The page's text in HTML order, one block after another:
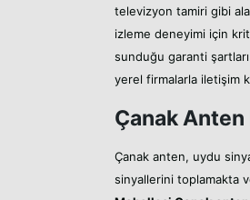
televizyon tamiri gibi
izleme deneyimi için
sunduğu garanti
yerel firmalarla iletişim
Çanak Anten
Çanak anten, uydu
sinyallerini toplamakta